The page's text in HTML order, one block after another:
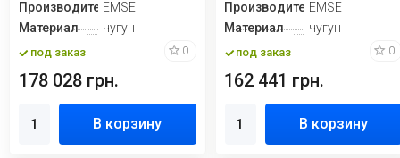
ПроизводительEMSE
Материал
чугун
под заказ 0
178 028 грн.
В корзину
ПроизводительEMSE
Материал
чугун
под заказ 0
162 441 грн.
В корзину